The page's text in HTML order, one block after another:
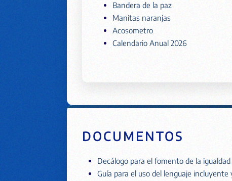
Bandera de la paz
Manitas naranjas
Acosometro
Calendario Anual 2026
DOCUMENTOS
Decálogo para el fomento de la
Guía para el uso del lenguaje incluyente